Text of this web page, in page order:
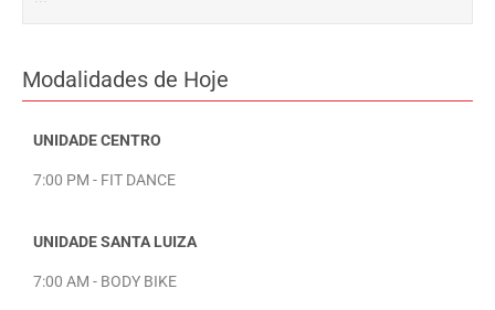
Modalidades de Hoje
UNIDADE CENTRO
7:00 PM - FIT DANCE
UNIDADE SANTA LUIZA
7:00 AM - BODY BIKE